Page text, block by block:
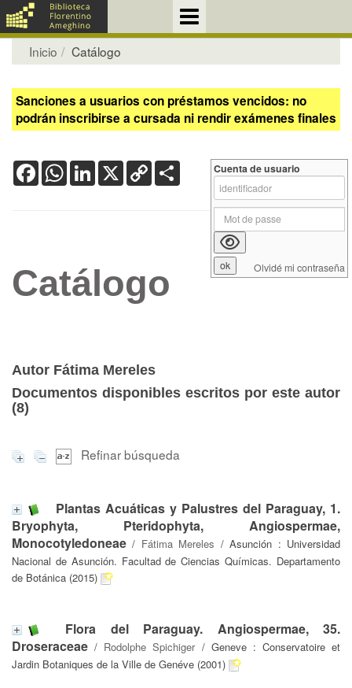
Inicio Catálogo
Sanciones a usuarios con préstamos vencidos: no
podrán inscribirse a cursada ni rendir exámenes finales
FacebookWhatsApp
LinkedIn
X Copy
Link
Catálogo
Autor Fátima Mereles
Documentos disponibles escritos por este autor
(8)
Refinar búsqueda
Plantas Acuáticas y Palustres del Paraguay, 1.
Bryophyta, Pteridophyta, Angiospermae,
Monocotyledoneae / Fátima Mereles / Asunción : Universidad
Nacional de Asunción. Facultad de Ciencias Químicas. Departamento
de Botánica (2015)
Flora del Paraguay. Angiospermae, 35.
Droseraceae / Rodolphe Spichiger/ Geneve : Conservatoire et
Jardin Botaniques de la Ville de Genéve (2001)
Cuenta de usuario
Olvidé mi contraseña